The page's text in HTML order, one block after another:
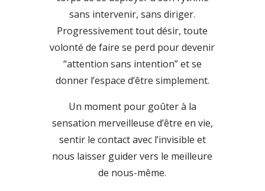
sans intervenir, sans diriger.
Progressivement tout désir, toute
volonté de faire se perd pour devenir
“attention sans intention” et se
donner l’espace d’être simplement.
Un moment pour goûter à la
sensation merveilleuse d’être en vie,
sentir le contact avec l’invisible et
nous laisser guider vers le meilleure
de nous-même.